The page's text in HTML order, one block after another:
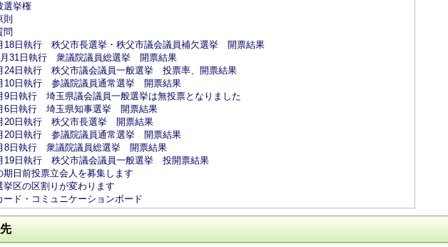
選挙権
則
問
18日執行 秩父市長選挙・秩父市議会議員補欠選挙 開票結果
月31日執行 衆議院議員総選挙 開票結果
24日執行 秩父市議会議員一般選挙 投票率、開票結果
10日執行 参議院議員通常選挙 開票結果
9日執行 埼玉県議会議員一般選挙は無投票となりました
6日執行 埼玉県知事選挙 開票結果
20日執行 秩父市長選挙 開票結果
20日執行 参議院議員通常選挙 開票結果
8日執行 衆議院議員総選挙 開票結果
19日執行 秩父市議会議員一般選挙 投開票結果
期日前投票立会人を募集します
挙区の区割りが変わります
ード・コミュニケーションボード